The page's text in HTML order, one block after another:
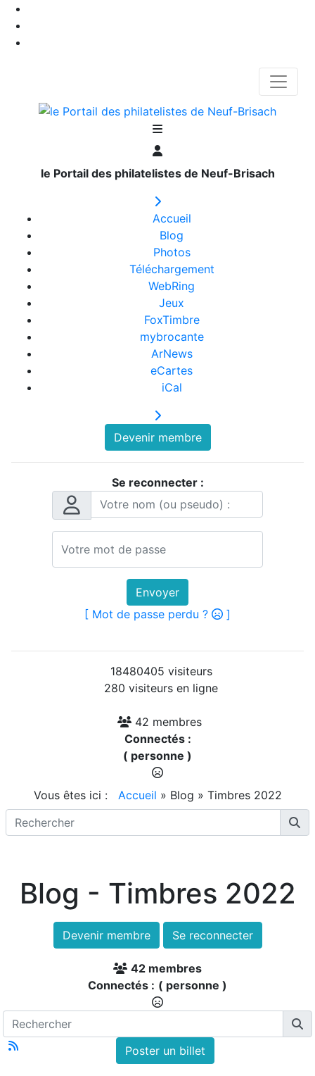
le Portail des philatelistes de Neuf-Brisach
Accueil
Blog
Photos
Téléchargement
WebRing
Jeux
FoxTimbre
mybrocante
ArNews
eCartes
iCal
Devenir membre
Se reconnecter :
Envoyer
[ Mot de passe perdu ?
]
18480405 visiteurs
280 visiteurs en ligne
42 membres
Connectés :
( personne )
Vous êtes ici : Accueil » Blog » Timbres 2022
Blog - Timbres 2022
Devenir membre Se reconnecter
42 membres
Connectés : ( personne )
Poster un billet